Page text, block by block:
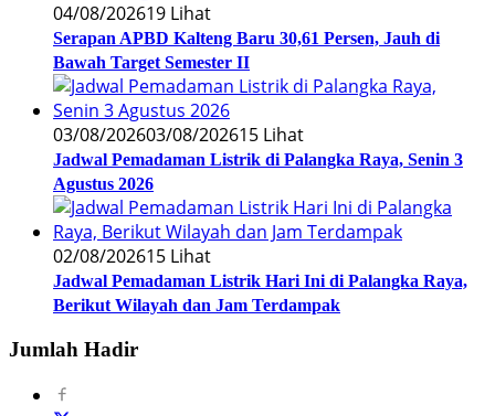
04/08/202619 Lihat
Serapan APBD Kalteng Baru 30,61 Persen, Jauh di
Bawah Target Semester II
03/08/202603/08/202615 Lihat
Jadwal Pemadaman Listrik di Palangka Raya, Senin 3
Agustus 2026
02/08/202615 Lihat
Jadwal Pemadaman Listrik Hari Ini di Palangka Raya,
Berikut Wilayah dan Jam Terdampak
Jumlah Hadir